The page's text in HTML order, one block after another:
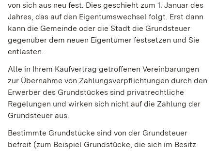
von sich aus neu fest. Dies geschieht zum 1. Januar des
Jahres, das auf den Eigentumswechsel folgt. Erst dann
kann die Gemeinde oder die Stadt die Grundsteuer
gegenüber dem neuen Eigentümer festsetzen und Sie
entlasten.
Alle in Ihrem Kaufvertrag getroffenen Vereinbarungen
zur Übernahme von Zahlungsverpflichtungen durch den
Erwerber des Grundstückes sind privatrechtliche
Regelungen und wirken sich nicht auf die Zahlung der
Grundsteuer aus.
Bestimmte Grundstücke sind von der Grundsteuer
befreit (zum Beispiel Grundstücke, die sich im Besitz